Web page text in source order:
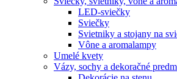
LED-sviečky
Sviečky
Svietniky a stojany na
Vône a aromalampy
Umelé kvety
Vázy, sochy a dekoračné